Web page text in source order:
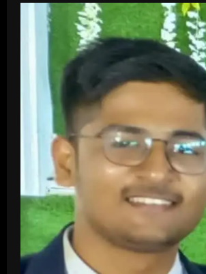
का
मिला
सम्मान,
बिना
कमेटी
भंग
किए
शरीफ
में
हुआ
ऐतिहासिक
पुनर्गठन,
इरशाद
सरपरस्ती
अध्यक्षक
इकबाल।।”